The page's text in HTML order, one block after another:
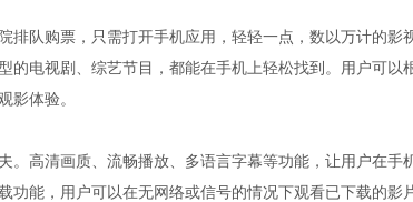
排队购票，只需打开手机应用，轻轻一点，数以万计的影
的电视剧、综艺节目，都能在手机上轻松找到。用户可以
影体验。
。高清画质、流畅播放、多语言字幕等功能，让用户在手
功能，用户可以在无网络或信号的情况下观看已下载的影